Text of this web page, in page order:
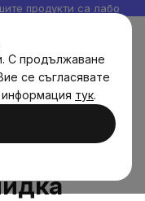
С продължаване
се съгласявате
информация тук.
продукти са
в една скилидка
и